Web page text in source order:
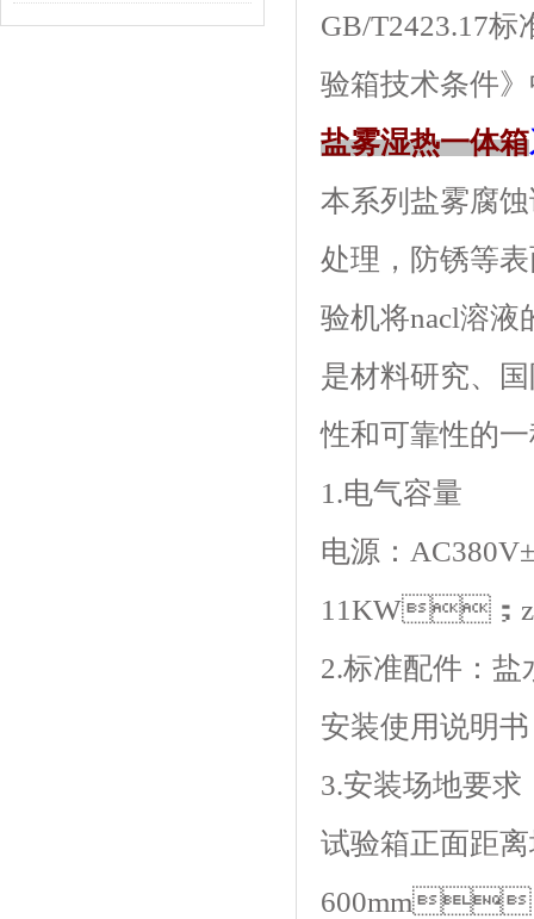
GB/T2423.17标
验箱技术条件》
盐雾湿热一体箱
本系列盐雾腐蚀
处理，防锈等
验机将nacl溶液
是材料研究、国
性和可靠性的一
1.电气容量
电源：
11KW；zui
2.标准配件：盐
安装使用说明书
3.安装场地要求
试验箱正面距
600mm